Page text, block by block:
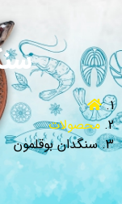
محصولات
سنگدان بوقلمون